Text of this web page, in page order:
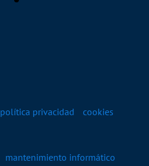
política privacidad cookies
mantenimiento informático